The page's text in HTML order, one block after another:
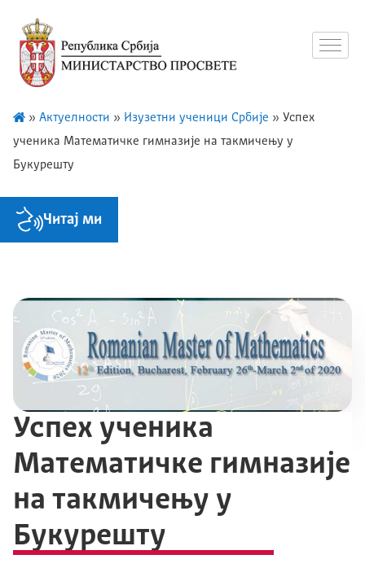
» Актуелности » Изузетни ученици Србије » Успех
ученика Математичке гимназије на такмичењу у
Букурешту
Читај ми
Успех ученика
Математичке гимназије
на такмичењу у
Букурешту